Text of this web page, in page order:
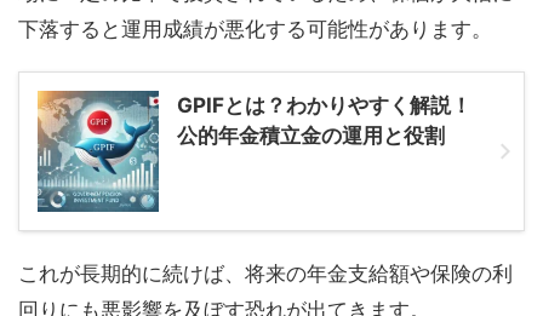
下落すると運用成績が悪化する可能性があります。
GPIFとは？わかりやすく解説！
公的年金積立金の運用と役割
これが長期的に続けば、将来の年金支給額や保険の利
回りにも悪影響を及ぼす恐れが出てきます。